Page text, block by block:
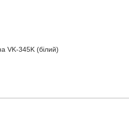
VK-345K (бiлий)